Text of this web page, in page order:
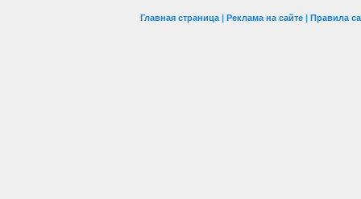
Главная страница | Реклама на сайте | Правила